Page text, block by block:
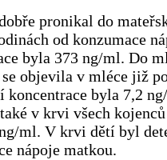
pronikal do
od konzumace
byla 373 ng/ml. Do
objevila v mléce již
koncentrace byla 7,2
v krvi všech
ml. V krvi dětí byl
nápoje matkou.